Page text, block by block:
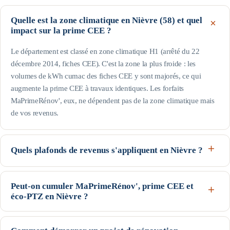
Quelle est la zone climatique en Nièvre (58) et quel
impact sur la prime CEE ?
Le département est classé en zone climatique H1 (arrêté du 22
décembre 2014, fiches CEE). C'est la zone la plus froide : les
volumes de kWh cumac des fiches CEE y sont majorés, ce qui
augmente la prime CEE à travaux identiques. Les forfaits
MaPrimeRénov', eux, ne dépendent pas de la zone climatique mais
de vos revenus.
Quels plafonds de revenus s'appliquent en Nièvre ?
Le département est hors Île-de-France : pour une personne seule, le
profil Bleu (très modestes) va jusqu'à 17 363 € de revenu fiscal de
référence, le Jaune jusqu'à 22 259 € et le Violet jusqu'à 31 185 € ;
au-delà, profil Rose. Les plafonds augmentent avec la taille du foyer
Peut-on cumuler MaPrimeRénov', prime CEE et
éco-PTZ en Nièvre ?
Oui, ces trois dispositifs nationaux sont cumulables sur un même